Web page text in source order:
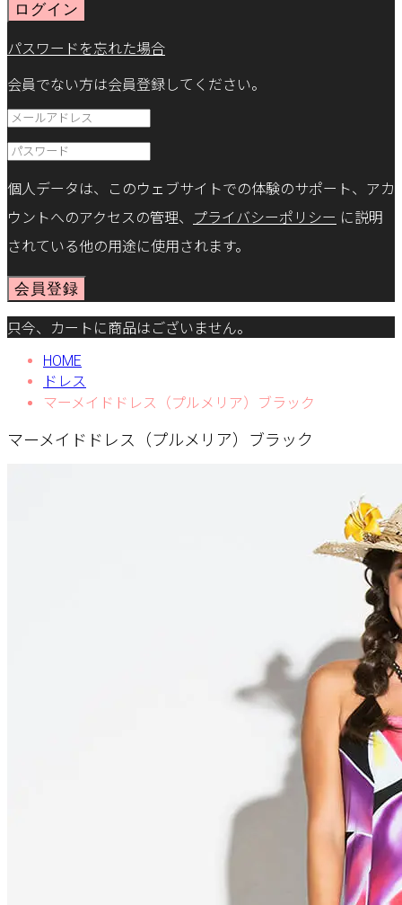
ログイン
パスワードを忘れた場合
会員でない方は会員登録してください。
個人データは、このウェブサイトでの体験のサポート、アカ
ウントへのアクセスの管理、
プライバシーポリシー に説明
されている他の用途に使用されます。
会員登録
只今、カートに商品はございません。
HOME
ドレス
マーメイドドレス（プルメリア）ブラック
マーメイドドレス（プルメリア）ブラック